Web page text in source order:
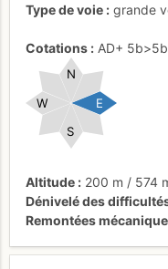
Type de voie
grande
Cotations AD+ 5b>5b
E
W
S
N
Altitude 200 m / 574
Dénivelé des
Remontées